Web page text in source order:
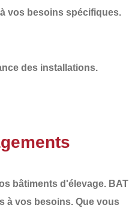
vos besoins spécifiques.
des installations.
bâtiments d'élevage. BAT
à vos besoins. Que vous